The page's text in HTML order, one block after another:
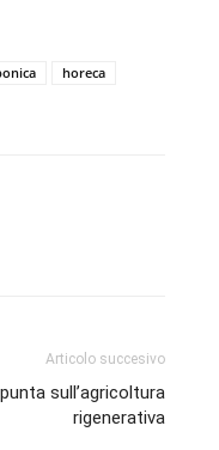
horeca
Articolo succesivo
sull’agricoltura
rigenerativa